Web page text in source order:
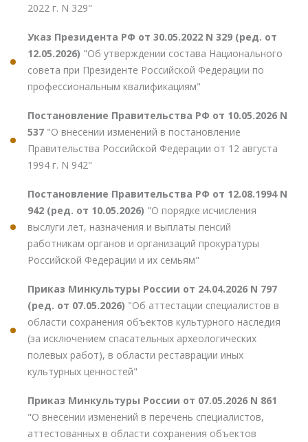
2022 г. N 329"
Указ Президента РФ от 30.05.2022 N 329 (ред. от
12.05.2026) "Об утверждении состава Национального
совета при Президенте Российской Федерации по
профессиональным квалификациям"
Постановление Правительства РФ от 10.05.2026 N
537 "О внесении изменений в постановление
Правительства Российской Федерации от 12 августа
1994 г. N 942"
Постановление Правительства РФ от 12.08.1994 N
942 (ред. от 10.05.2026) "О порядке исчисления
выслуги лет, назначения и выплаты пенсий
работникам органов и организаций прокуратуры
Российской Федерации и их семьям"
Приказ Минкультуры России от 24.04.2026 N 797
(ред. от 07.05.2026) "Об аттестации специалистов в
области сохранения объектов культурного наследия
(за исключением спасательных археологических
полевых работ), в области реставрации иных
культурных ценностей"
Приказ Минкультуры России от 07.05.2026 N 861
"О внесении изменений в перечень специалистов,
аттестованных в области сохранения объектов